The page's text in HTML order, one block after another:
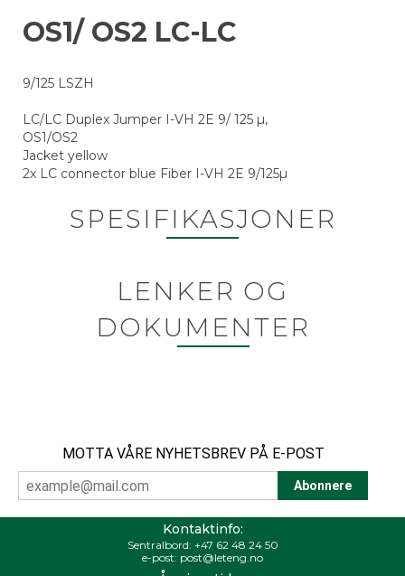
OS1/ OS2 LC-LC
9/125 LSZH
LC/LC Duplex Jumper I-VH 2E 9/ 125 µ,
OS1/OS2
Jacket yellow
2x LC connector blue Fiber I-VH 2E 9/125µ
SPESIFIKASJONER
LENKER OG
DOKUMENTER
MOTTA VÅRE NYHETSBREV PÅ E-POST
Kontaktinfo:
Sentralbord: +47 62 48 24 50
e-post: post@leteng.no